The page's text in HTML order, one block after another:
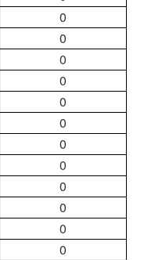
0
0
0
0
0
0
0
0
0
0
0
0